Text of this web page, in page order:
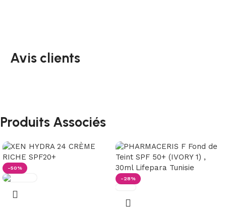
Avis clients
Produits Associés
-50%
-28%